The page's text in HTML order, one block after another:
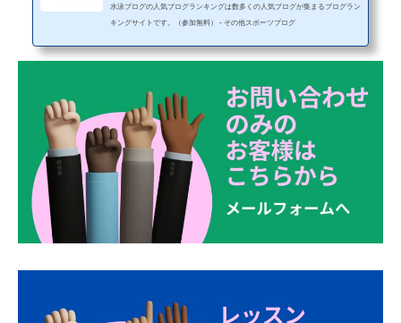
水泳ブログの人気ブログランキングは数多くの人気ブログが集まるブログラン
キングサイトです。（参加無料） - その他スポーツブログ